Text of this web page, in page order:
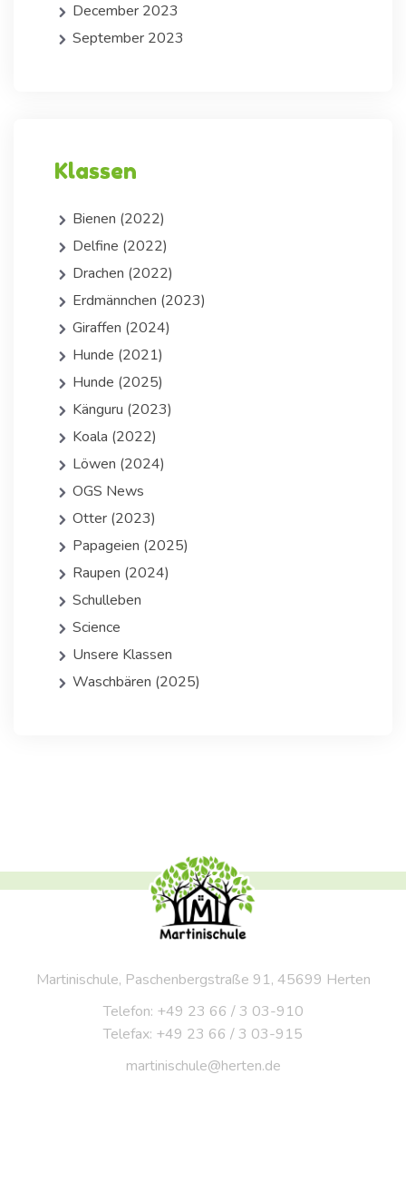
December 2023
September 2023
Klassen
Bienen (2022)
Delfine (2022)
Drachen (2022)
Erdmännchen (2023)
Giraffen (2024)
Hunde (2021)
Hunde (2025)
Känguru (2023)
Koala (2022)
Löwen (2024)
OGS News
Otter (2023)
Papageien (2025)
Raupen (2024)
Schulleben
Science
Unsere Klassen
Waschbären (2025)
Martinischule, Paschenbergstraße 91, 45699 Herten
Telefon: +49 23 66 / 3 03-910
Telefax: +49 23 66 / 3 03-915
martinischule@herten.de